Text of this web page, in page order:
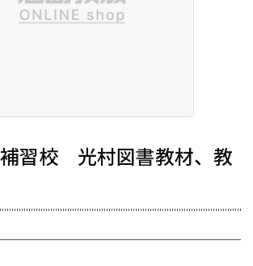
習校 光村図書教材、教